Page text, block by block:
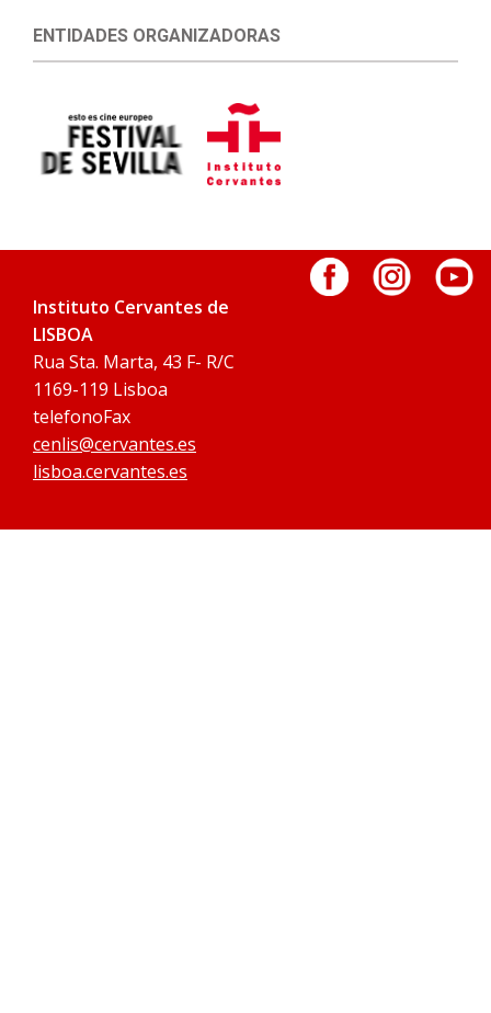
ENTIDADES ORGANIZADORAS
Instituto Cervantes de
LISBOA
Rua Sta. Marta, 43 F- R/C
1169-119 Lisboa
telefonoFax
cenlis@cervantes.es
lisboa.cervantes.es